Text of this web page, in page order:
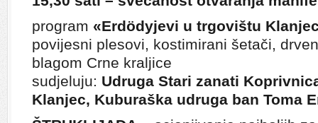
program «Erdödyjevi u trgovištu
povijesni plesovi, kostimirani šetači,
blagom Crne kraljice
sudjeluju: Udruga Stari zanati
Klanjec, Kuburaška udruga ban Toma